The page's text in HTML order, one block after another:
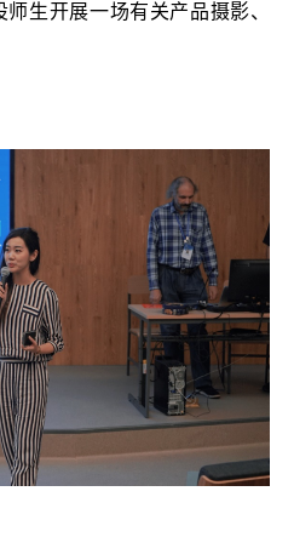
师生开展一场有关产品摄影、